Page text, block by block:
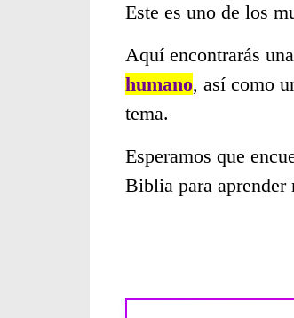
Este es uno de los
Aquí encontrarás
humano, así como
tema.
Esperamos que
Biblia para aprender